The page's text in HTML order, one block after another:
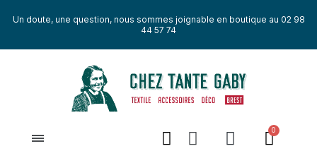
Un doute, une question, nous sommes joignable en boutique au 02 98
44 57 74